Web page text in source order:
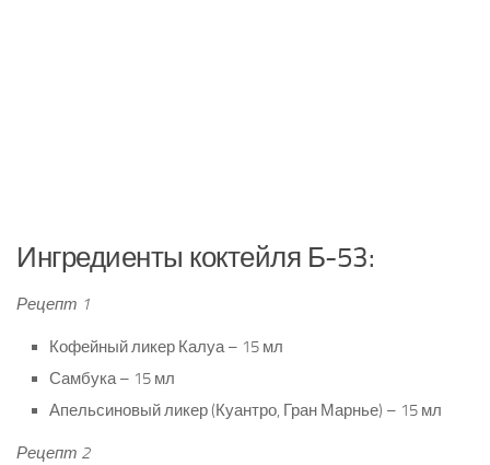
Ингредиенты коктейля Б-53:
Рецепт 1
Кофейный ликер Калуа – 15 мл
Самбука – 15 мл
Апельсиновый ликер (Куантро, Гран Марнье) – 15 мл
Рецепт 2